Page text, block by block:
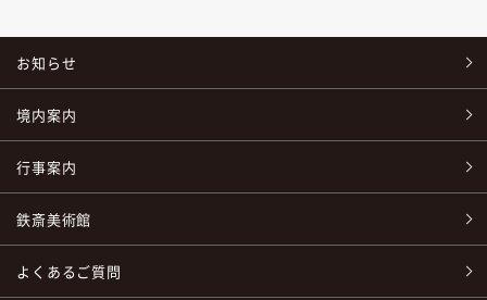
お知らせ
境内案内
行事案内
鉄斎美術館
よくあるご質問